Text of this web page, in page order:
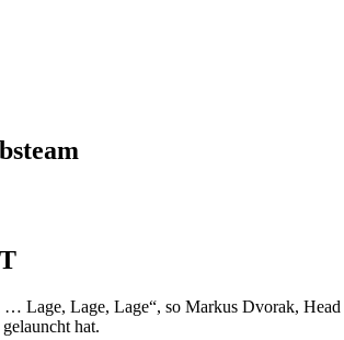
Lage, Lage, Lage“, so Markus Dvorak,
hat.